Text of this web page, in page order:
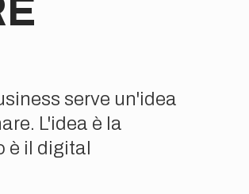
serve un'idea
L'idea è la
è il digital